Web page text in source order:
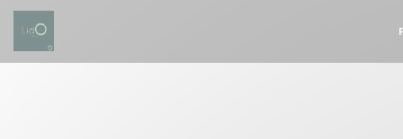
Personalizing your cookie choices